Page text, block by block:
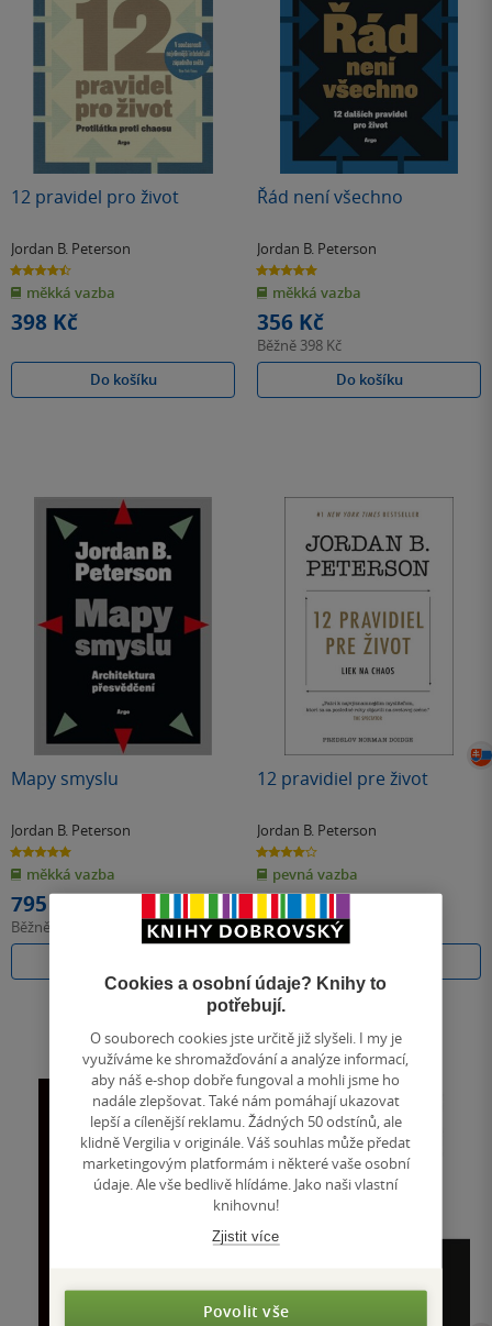
12 pravidel pro život
Jordan B. Peterson
4.5
z
5
hvězdiček
měkká vazba
398 Kč
Do košíku
Řád není všechno
Jordan B. Peterson
5.0
z
5
hvězdiček
měkká vazba
356 Kč
Běžně 398 Kč
Do košíku
Mapy smyslu
Jordan B. Peterson
5.0
z
5
hvězdiček
měkká vazba
795 Kč
Běžně
12 pravidiel pre život
Jordan B. Peterson
4.0
z
5
hvězdiček
pevná vazba
Běžně598 Kč
Cookies a osobní údaje? Knihy to
potřebují.
O souborech cookies jste určitě již slyšeli. I my je
využíváme ke shromažďování a analýze informací,
aby náš e-shop dobře fungoval a mohli jsme ho
nadále zlepšovat. Také nám pomáhají ukazovat
lepší a cílenější reklamu. Žádných 50 odstínů, ale
klidně Vergilia v originále. Váš souhlas může předat
marketingovým platformám i některé vaše osobní
údaje. Ale vše bedlivě hlídáme. Jako naši vlastní
knihovnu!
Zjistit více
Povolit vše